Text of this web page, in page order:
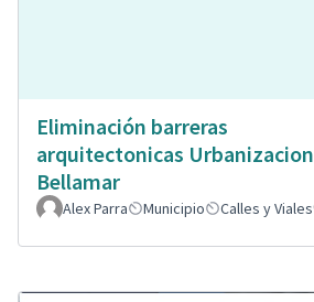
Eliminación barreras
arquitectonicas Urbanizacion
Bellamar
Alex Parra Municipio Calles y Viales